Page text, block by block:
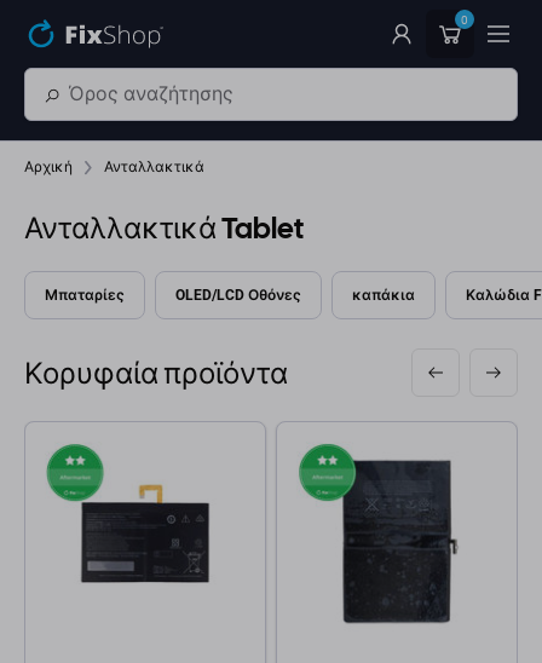
0
Αρχική Ανταλλακτικά
Ανταλλακτικά Tablet
Μπαταρίες OLED/LCD Οθόνες καπάκια Καλώδια
Κορυφαία προϊόντα